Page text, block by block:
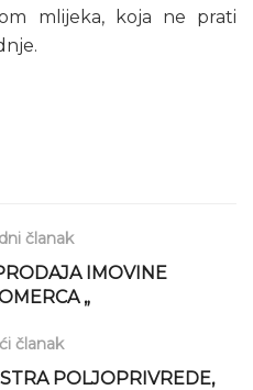
mlijeka, koja ne prati
članak
IMOVINE
„
članak
POLJOPRIVREDE,